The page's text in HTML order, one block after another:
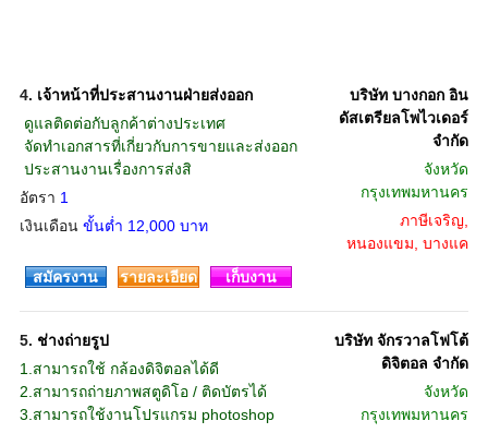
4. เจ้าหน้าที่ประสานงานฝ่ายส่งออก
 ดูแลติดต่อกับลูกค้าต่างประเทศ
 จัดทำเอกสารที่เกี่ยวกับการขายและส่งออก
 ประสานงานเรื่องการส่งสิ
อัตรา 1
เงินเดือน ขั้นต่ำ 12,000 บาท
บริษัท บางกอก อิน
ดัสเตรียลโพไวเดอร์
จำกัด
จังหวัด
กรุงเทพมหานคร
ภาษีเจริญ,
หนองแขม, บางแค
สมัครงาน
รายละเอียด เก็บงาน
5. ช่างถ่ายรูป
1.สามารถใช้ กล้องดิจิตอลได้ดี
2.สามารถถ่ายภาพสตูดิโอ / ติดบัตรได้
3.สามารถใช้งานโปรแกรม photoshop
บริษัท จักรวาลโฟโต้
ดิจิตอล จำกัด
จังหวัด
กรุงเทพมหานคร